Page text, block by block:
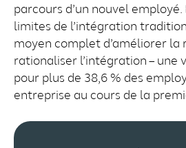
parcours d’un nouvel
limites de l’intégration
moyen complet d’améliorer la
rationaliser l’intégration – une
pour plus de 38,6 % des
entreprise au cours de la